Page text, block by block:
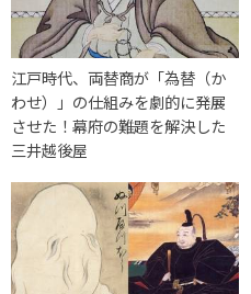
江戸時代、両替商が「為替（か
わせ）」の仕組みを劇的に発展
させた！幕府の難題を解決した
三井越後屋